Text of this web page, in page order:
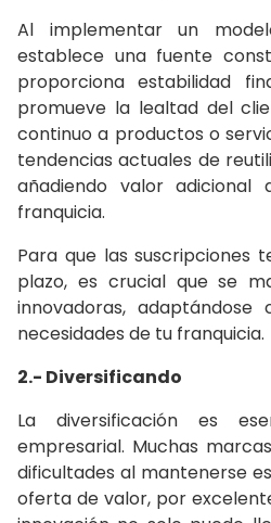
Al implementar un
establece una fuente
proporciona estabilidad
promueve la lealtad del
continuo a productos o
tendencias actuales de
añadiendo valor
franquicia.
Para que las suscripciones
plazo, es crucial que se
innovadoras,
necesidades de tu franquicia.
2.- Diversificando
La diversificación es
empresarial. Muchas
dificultades al mantenerse
oferta de valor, por